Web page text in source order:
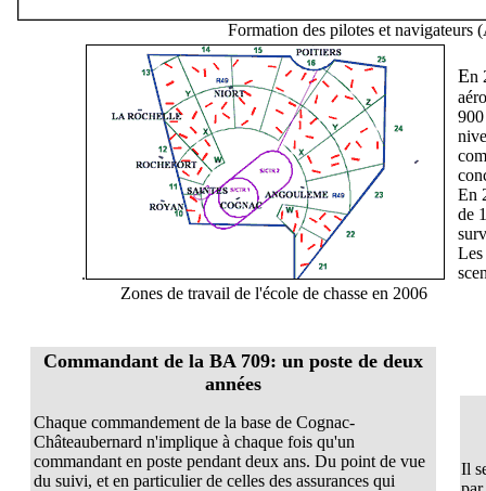
Formation des pilotes et navigateurs
.
Zones de travail de l'école de chasse en 2006
En
En
de
Les
Commandant de la BA 709: un poste de deux
années
Chaque commandement de la base de Cognac-
Châteaubernard n'implique à chaque fois qu'un
commandant en poste pendant deux ans. Du point de vue
du suivi, et en particulier de celles des assurances qui
Il